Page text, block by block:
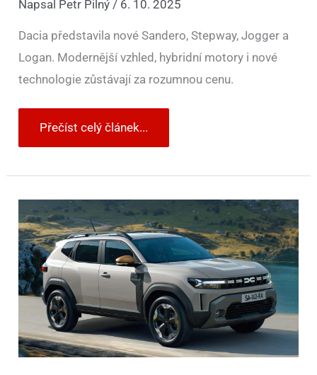
Napsal Petr Pilný / 6. 10. 2025
Dacia představila nové Sandero, Stepway, Jogger a
Logan. Modernější vzhled, hybridní motory i nové
technologie zůstávají za rozumnou cenu.
Přečíst celý článek...
Dacia
šokuje.
Duster
i
Bigster
nabídnou
hybrid,
LPG
a
čtyřkolku
jednom.
Dojezd
bude